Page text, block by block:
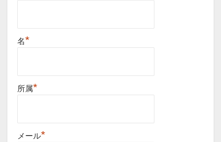
名*
所属*
メール*